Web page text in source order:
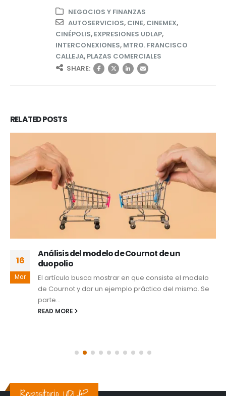
NEGOCIOS Y FINANZAS
AUTOSERVICIOS, CINE, CINEMEX,
CINÉPOLIS, EXPRESIONES UDLAP,
INTERCONEXIONES, MTRO. FRANCISCO
CALLEJA, PLAZAS COMERCIALES
SHARE:
RELATEDPOSTS
16
Mar
Análisis del modelo de Cournot de un
duopolio
El artículo busca mostrar en que consiste el modelo
de Cournot y dar un ejemplo práctico del mismo. Se
parte...
READ MORE